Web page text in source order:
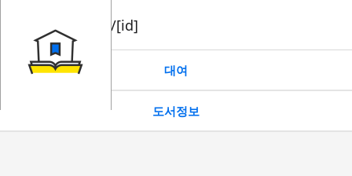
book/rent/[id]
대여
도서정보